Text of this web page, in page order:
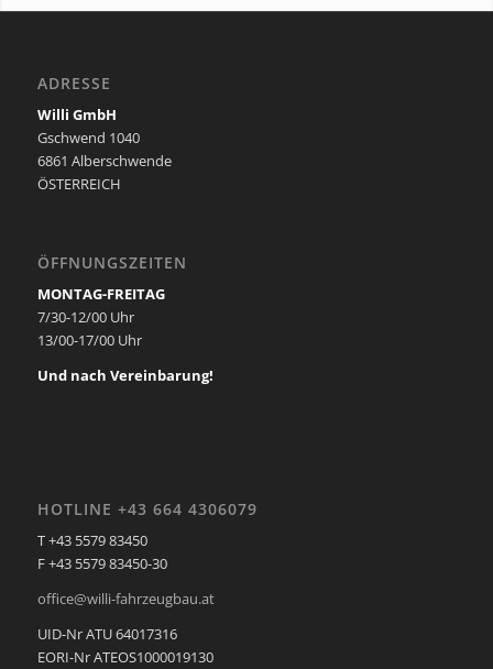
ADRESSE
Willi GmbH
Gschwend 1040
6861 Alberschwende
ÖSTERREICH
ÖFFNUNGSZEITEN
MONTAG-FREITAG
7/30-12/00 Uhr
13/00-17/00 Uhr
Und nach Vereinbarung!
HOTLINE +43 664 4306079
T +43 5579 83450
F +43 5579 83450-30
office@willi-fahrzeugbau.at
UID-Nr ATU 64017316
EORI-Nr ATEOS1000019130